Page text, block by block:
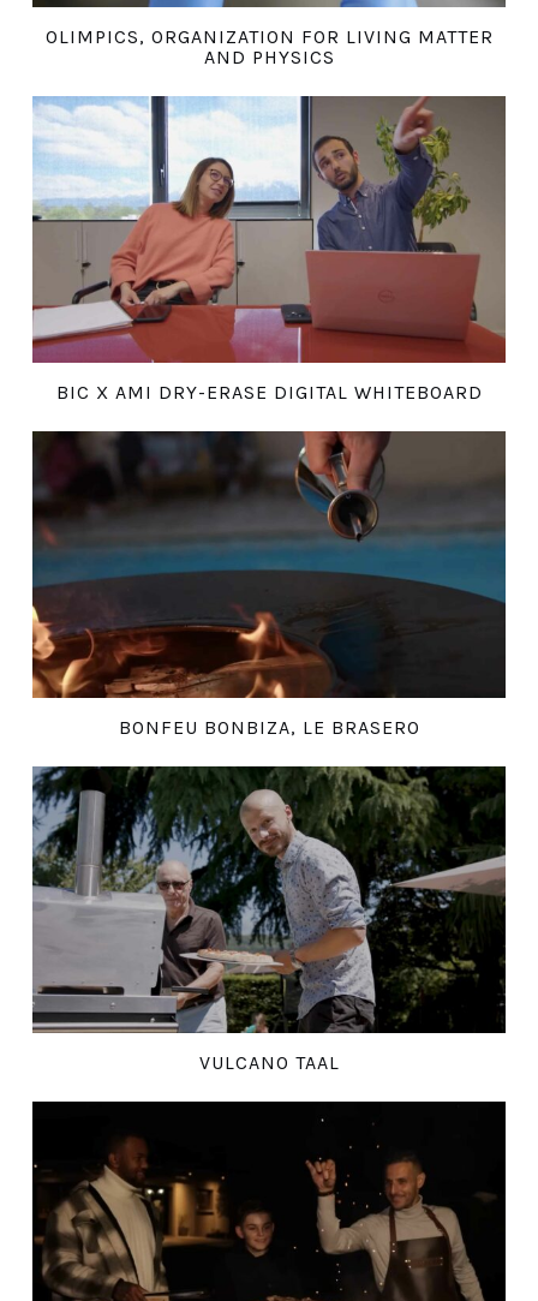
OLIMPICS, ORGANIZATION FOR LIVING MATTER
AND PHYSICS
BIC X AMI DRY-ERASE DIGITAL WHITEBOARD
BONFEU BONBIZA, LE BRASERO
VULCANO TAAL